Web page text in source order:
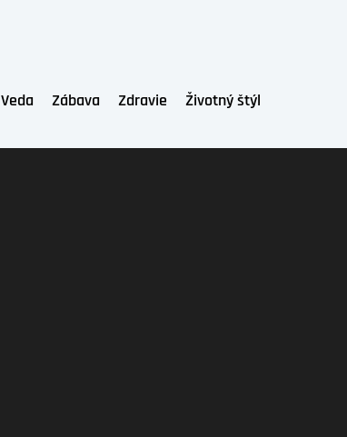
Veda Zábava Zdravie Životný štýl